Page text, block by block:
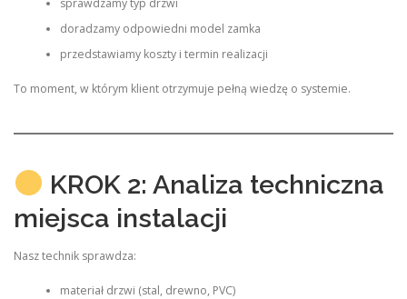
doradzamy odpowiedni model zamka
przedstawiamy koszty i termin realizacji
To moment, w którym klient otrzymuje pełną wiedzę o systemie.
KROK 2: Analiza techniczna
miejsca instalacji
Nasz technik sprawdza:
materiał drzwi (stal, drewno, PVC)